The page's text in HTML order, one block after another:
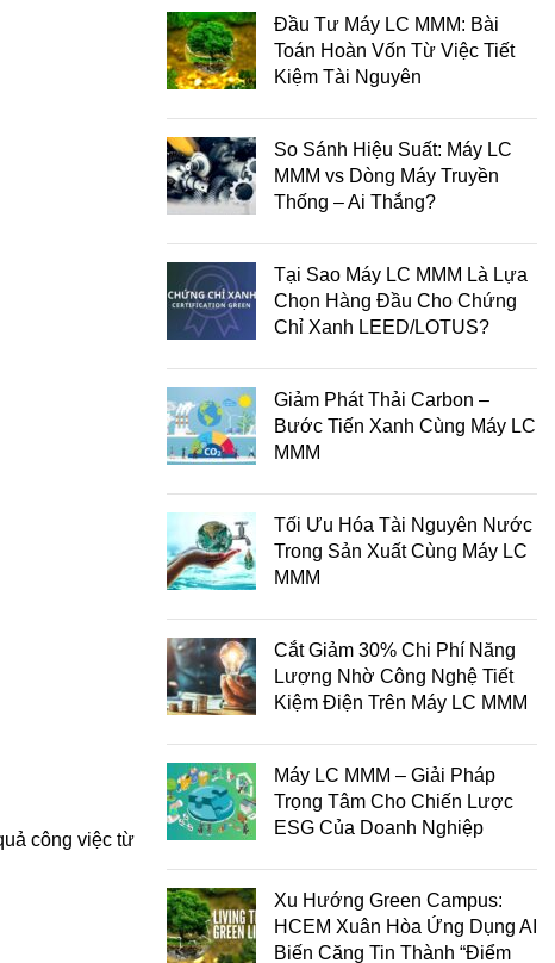
công việc từ
Đầu Tư Máy LC MMM: Bài
Toán Hoàn Vốn Từ Việc Tiết
Kiệm Tài Nguyên
So Sánh Hiệu Suất: Máy LC
MMM vs Dòng Máy Truyền
Thống – Ai Thắng?
Tại Sao Máy LC MMM Là Lựa
Chọn Hàng Đầu Cho Chứng
Chỉ Xanh LEED/LOTUS?
Giảm Phát Thải Carbon –
Bước Tiến Xanh Cùng Máy LC
MMM
Tối Ưu Hóa Tài Nguyên Nước
Trong Sản Xuất Cùng Máy LC
MMM
Cắt Giảm 30% Chi Phí Năng
Lượng Nhờ Công Nghệ Tiết
Kiệm Điện Trên Máy LC MMM
Máy LC MMM – Giải Pháp
Trọng Tâm Cho Chiến Lược
ESG Của Doanh Nghiệp
Xu Hướng Green Campus:
HCEM Xuân Hòa Ứng Dụng AI
Biến Căng Tin Thành “Điểm